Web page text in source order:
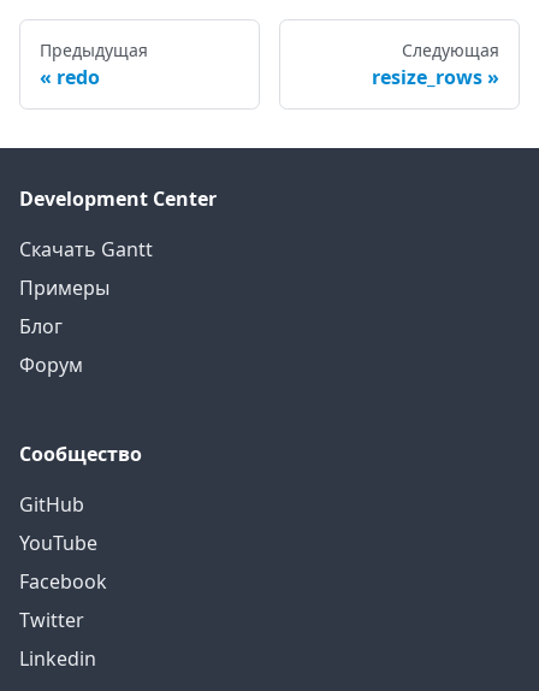
Предыдущая
redo
Следующая
resize_rows
Development Center
Скачать Gantt
Примеры
Блог
Форум
Сообщество
GitHub
YouTube
Facebook
Twitter
Linkedin